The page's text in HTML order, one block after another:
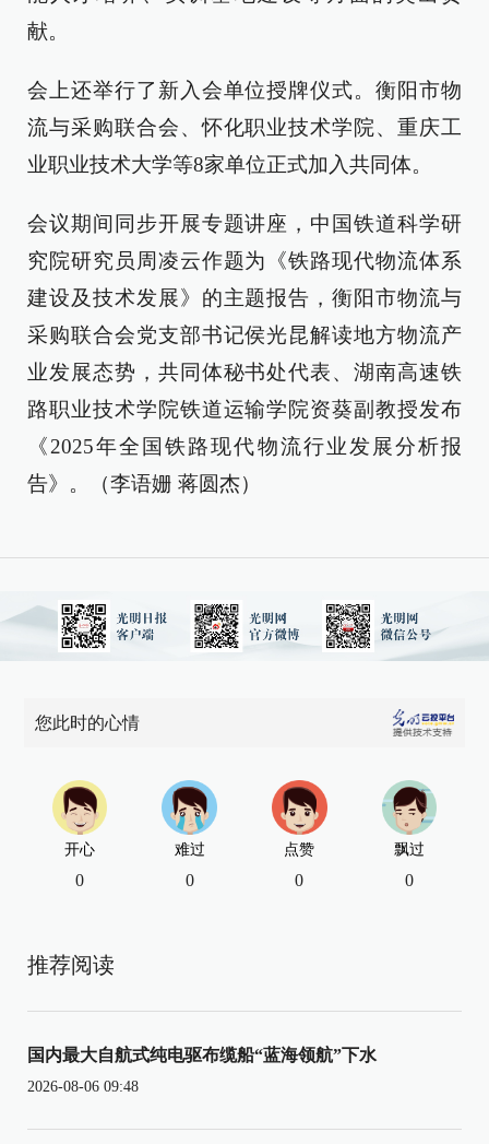
献。
会上还举行了新入会单位授牌仪式。衡阳市物
流与采购联合会、怀化职业技术学院、重庆工
业职业技术大学等8家单位正式加入共同体。
会议期间同步开展专题讲座，中国铁道科学研
究院研究员周凌云作题为《铁路现代物流体系
建设及技术发展》的主题报告，衡阳市物流与
采购联合会党支部书记侯光昆解读地方物流产
业发展态势，共同体秘书处代表、湖南高速铁
路职业技术学院铁道运输学院资葵副教授发布
《2025年全国铁路现代物流行业发展分析报
告》。（李语姗 蒋圆杰）
您此时的心情
开心
0
难过
0
点赞
0
飘过
0
推荐阅读
国内最大自航式纯电驱布缆船“蓝海领航”下水
2026-08-06 09:48